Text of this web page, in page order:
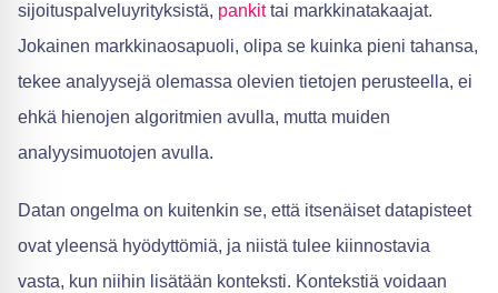
sijoituspalveluyrityksistä, pankittai markkinatakaajat.
Jokainen markkinaosapuoli, olipa se kuinka pieni tahansa,
tekee analyysejä olemassa olevien tietojen perusteella, ei
ehkä hienojen algoritmien avulla, mutta muiden
analyysimuotojen avulla.
Datan ongelma on kuitenkin se, että itsenäiset datapisteet
ovat yleensä hyödyttömiä, ja niistä tulee kiinnostavia
vasta, kun niihin lisätään konteksti. Kontekstiä voidaan